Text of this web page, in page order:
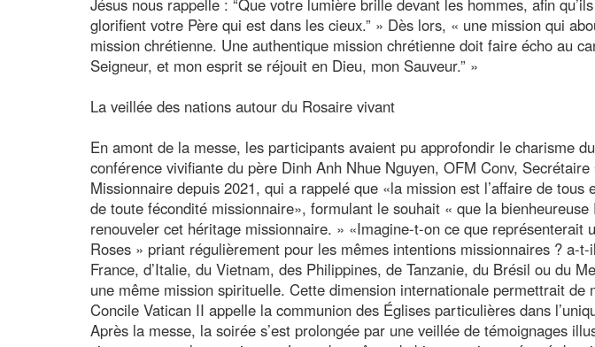
Jésus nous rappelle : “Que votre lumière brille devant les hommes, afin
glorifient votre Père qui est dans les cieux.” » Dès lors, « une mission qui
mission chrétienne. Une authentique mission chrétienne doit faire écho au
Seigneur, et mon esprit se réjouit en Dieu, mon Sauveur.” »
La veillée des nations autour du Rosaire vivant
En amont de la messe, les participants avaient pu approfondir le charisme
conférence vivifiante du père Dinh Anh Nhue Nguyen, OFM Conv,
Missionnaire depuis 2021, qui a rappelé que «la mission est l’affaire de
de toute fécondité missionnaire», formulant le souhait « que la
renouveler cet héritage missionnaire. » «Imagine-t-on ce que représenterait
Roses » priant régulièrement pour les mêmes intentions missionnaires ? a-
France, d’Italie, du Vietnam, des Philippines, de Tanzanie, du Brésil ou du
une même mission spirituelle. Cette dimension internationale permettrait de
Concile Vatican II appelle la communion des Églises particulières dans
Après la messe, la soirée s’est prolongée par une veillée de témoignages